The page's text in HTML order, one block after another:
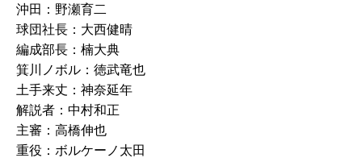
沖田：野瀬育二
球団社長：大西健晴
編成部長：楠大典
箕川ノボル：徳武竜也
土手来丈：神奈延年
解説者：中村和正
主審：高橋伸也
重役：ボルケーノ太田